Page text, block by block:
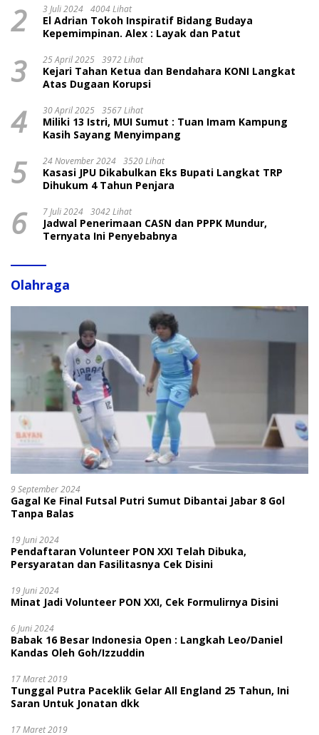
2 3 Juli 2024 4004 Lihat
El Adrian Tokoh Inspiratif Bidang Budaya
Kepemimpinan. Alex : Layak dan Patut
3 25 April 2025 3972 Lihat
Kejari Tahan Ketua dan Bendahara KONI Langkat
Atas Dugaan Korupsi
4 30 April 2025 3567 Lihat
Miliki 13 Istri, MUI Sumut : Tuan Imam Kampung
Kasih Sayang Menyimpang
5 24 November 2024 3520 Lihat
Kasasi JPU Dikabulkan Eks Bupati Langkat TRP
Dihukum 4 Tahun Penjara
6 7 Juli 2024 3042 Lihat
Jadwal Penerimaan CASN dan PPPK Mundur,
Ternyata Ini Penyebabnya
Olahraga
9 September 2024
Gagal Ke Final Futsal Putri Sumut Dibantai Jabar 8 Gol
Tanpa Balas
19 Juni 2024
Pendaftaran Volunteer PON XXI Telah Dibuka,
Persyaratan dan Fasilitasnya Cek Disini
19 Juni 2024
Minat Jadi Volunteer PON XXI, Cek Formulirnya Disini
6 Juni 2024
Babak 16 Besar Indonesia Open : Langkah Leo/Daniel
Kandas Oleh Goh/Izzuddin
17 Maret 2019
Tunggal Putra Paceklik Gelar All England 25 Tahun, Ini
Saran Untuk Jonatan dkk
17 Maret 2019